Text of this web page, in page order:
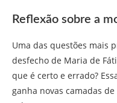
Reflexão sobre a
Uma das questões mais
desfecho de Maria de
que é certo e errado?
ganha novas camadas